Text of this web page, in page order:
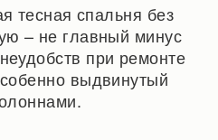
тесная спальня без
– не главный минус
при ремонте
выдвинутый